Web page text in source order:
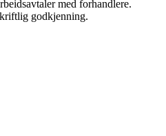
med forhandlere.
godkjenning.